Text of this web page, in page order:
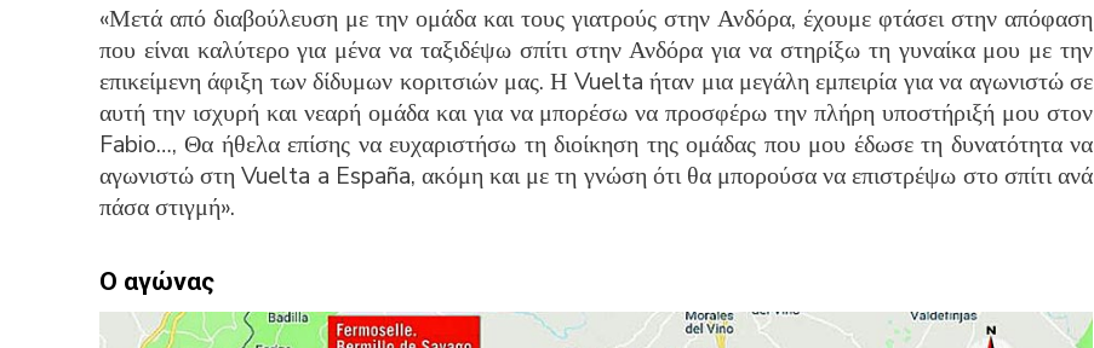
«Μετά από διαβούλευση με την ομάδα και τους γιατρούς στην Ανδόρα, έχουμε φτάσει στην απόφαση
που είναι καλύτερο για μένα να ταξιδέψω σπίτι στην Ανδόρα για να στηρίξω τη γυναίκα μου με την
επικείμενη άφιξη των δίδυμων κοριτσιών μας. Η Vuelta ήταν μια μεγάλη εμπειρία για να αγωνιστώ σε
αυτή την ισχυρή και νεαρή ομάδα και για να μπορέσω να προσφέρω την πλήρη υποστήριξή μου στον
Fabio…, Θα ήθελα επίσης να ευχαριστήσω τη διοίκηση της ομάδας που μου έδωσε τη δυνατότητα να
αγωνιστώ στη Vuelta a España, ακόμη και με τη γνώση ότι θα μπορούσα να επιστρέψω στο σπίτι ανά
πάσα στιγμή».
Ο αγώνας